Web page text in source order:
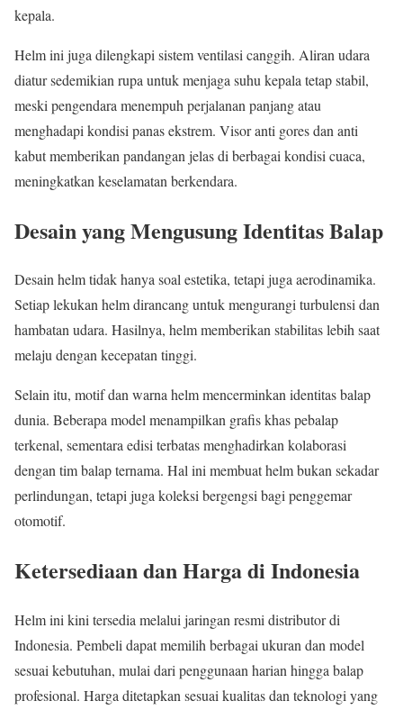
kepala.
Helm ini juga dilengkapi sistem ventilasi canggih. Aliran udara
diatur sedemikian rupa untuk menjaga suhu kepala tetap stabil,
meski pengendara menempuh perjalanan panjang atau
menghadapi kondisi panas ekstrem. Visor anti gores dan anti
kabut memberikan pandangan jelas di berbagai kondisi cuaca,
meningkatkan keselamatan berkendara.
Desain yang Mengusung Identitas Balap
Desain helm tidak hanya soal estetika, tetapi juga aerodinamika.
Setiap lekukan helm dirancang untuk mengurangi turbulensi dan
hambatan udara. Hasilnya, helm memberikan stabilitas lebih saat
melaju dengan kecepatan tinggi.
Selain itu, motif dan warna helm mencerminkan identitas balap
dunia. Beberapa model menampilkan grafis khas pebalap
terkenal, sementara edisi terbatas menghadirkan kolaborasi
dengan tim balap ternama. Hal ini membuat helm bukan sekadar
perlindungan, tetapi juga koleksi bergengsi bagi penggemar
otomotif.
Ketersediaan dan Harga di Indonesia
Helm ini kini tersedia melalui jaringan resmi distributor di
Indonesia. Pembeli dapat memilih berbagai ukuran dan model
sesuai kebutuhan, mulai dari penggunaan harian hingga balap
profesional. Harga ditetapkan sesuai kualitas dan teknologi yang